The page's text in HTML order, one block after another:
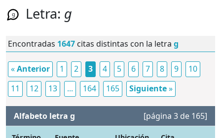
g Letra: g
Encontradas 1647 citas distintas con la letra g
«Anterior 1 2 3 4 5 6 7 8 9
10
11
12 13 ... 164 165 Siguiente»
Alfabeto letra g [página 3 de 165]